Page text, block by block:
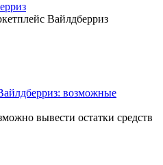
Вайлдберриз
возможные
вывести остатки средств